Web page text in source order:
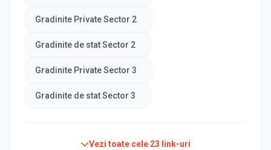
Gradinite Private Sector 2
Gradinite de stat Sector 2
Gradinite Private Sector 3
Gradinite de stat Sector 3
Vezi toate cele 23 link-uri